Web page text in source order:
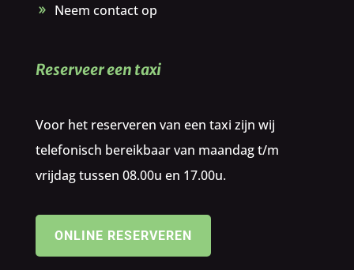
Neem contact op
Reserveer een taxi
Voor het reserveren van een taxi zijn wij
telefonisch bereikbaar van maandag t/m
vrijdag tussen 08.00u en 17.00u.
ONLINE RESERVEREN